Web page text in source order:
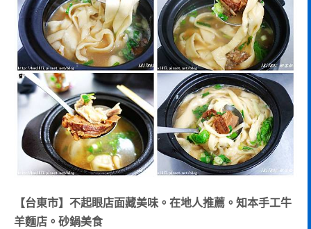
【台東市】不起眼店面藏美味。在地人推薦。知本手工牛
羊麵店。砂鍋美食